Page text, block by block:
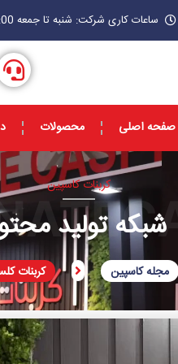
ساعات کاری شرکت: شنبه تا جمعه 08:00 - 17:00
صفحه اصلی محصولات
کربنات کاسپین
شبکه تولید
مجله کاسپین کربنات